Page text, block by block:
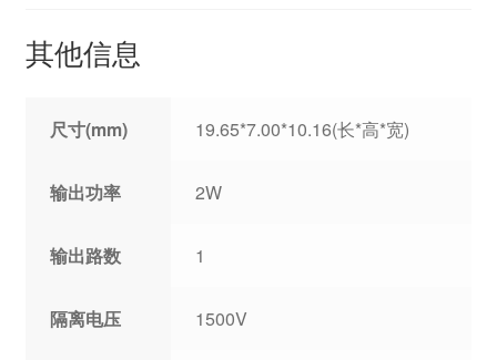
其他信息
尺寸(mm) 19.65*7.00*10.16(长*高*宽)
输出功率 2W
输出路数 1
隔离电压 1500V